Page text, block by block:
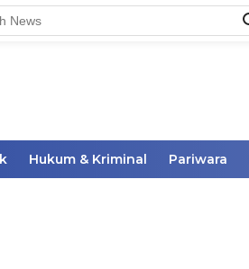
Hukum & Kriminal Pariwara